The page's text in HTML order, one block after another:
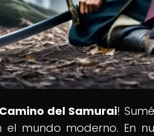
Camino del Samurai!
el mundo moderno. En